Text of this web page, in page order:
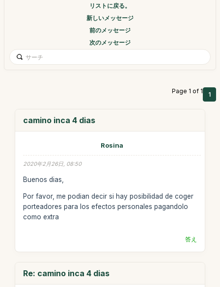
リストに戻る。
新しいメッセージ
前のメッセージ
次のメッセージ
Page 1 of 1 1
camino inca 4 dias
Rosina
2020年2月26日, 08:50
Buenos dias,
Por favor, me podian decir si hay posibilidad de coger
porteadores para los efectos personales pagandolo
como extra
答え
Re: camino inca 4 dias